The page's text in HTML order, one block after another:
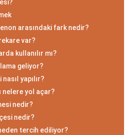
arasındaki fark nedir?
var?
kullanılır mı?
geliyor?
yapılır?
nelere yol açar?
nedir?
nedir?
tercih ediliyor?